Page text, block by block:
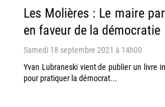
Les Molières : Le maire
en faveur de la démocratie
Samedi 18 septembre 2021 à 14h00
Yvan Lubraneski vient de publier un livre
pour pratiquer la démocrat...